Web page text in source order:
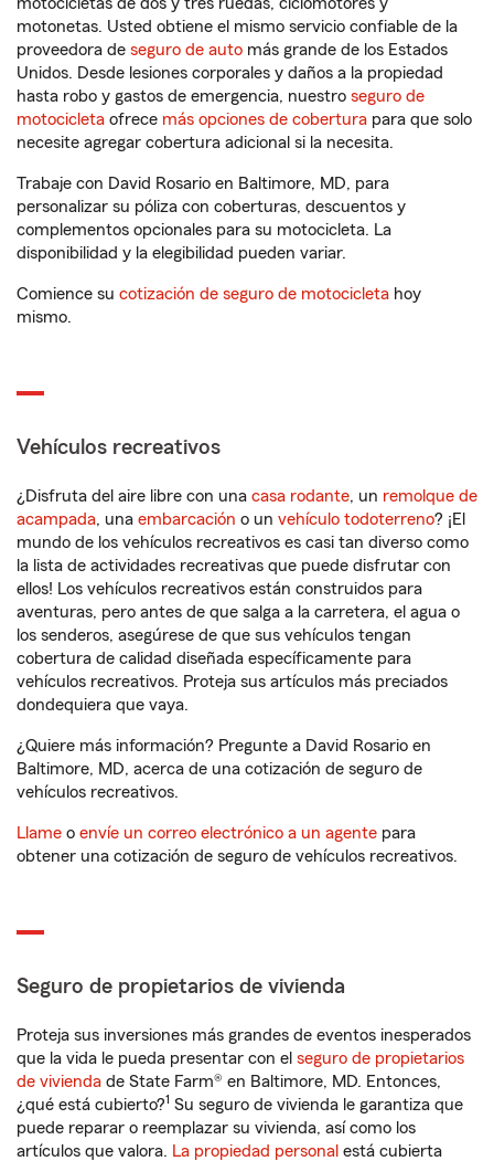
motonetas. Usted obtiene el mismo servicio confiable de la
proveedora de seguro de auto más grande de los Estados
Unidos. Desde lesiones corporales y daños a la propiedad
hasta robo y gastos de emergencia, nuestro seguro de
motocicleta ofrece más opciones de cobertura para que solo
necesite agregar cobertura adicional si la necesita.
Trabaje con David Rosario en Baltimore, MD, para
personalizar su póliza con coberturas, descuentos y
complementos opcionales para su motocicleta. La
disponibilidad y la elegibilidad pueden variar.
Comience su cotización de seguro de motocicleta hoy
mismo.
Vehículos recreativos
¿Disfruta del aire libre con una casa rodante, un remolque de
acampada, una embarcación o un vehículo todoterreno? ¡El
mundo de los vehículos recreativos es casi tan diverso como
la lista de actividades recreativas que puede disfrutar con
ellos! Los vehículos recreativos están construidos para
aventuras, pero antes de que salga a la carretera, el agua o
los senderos, asegúrese de que sus vehículos tengan
cobertura de calidad diseñada específicamente para
vehículos recreativos. Proteja sus artículos más preciados
dondequiera que vaya.
¿Quiere más información? Pregunte a David Rosario en
Baltimore, MD, acerca de una cotización de seguro de
vehículos recreativos.
Llame o envíe un correo electrónico a un agente para
obtener una cotización de seguro de vehículos recreativos.
Seguro de propietarios de vivienda
Proteja sus inversiones más grandes de eventos inesperados
que la vida le pueda presentar con el seguro de propietarios
de vivienda de State Farm® en Baltimore, MD. Entonces,
¿qué está cubierto?1 Su seguro de vivienda le garantiza que
puede reparar o reemplazar su vivienda, así como los
artículos que valora. La propiedad personal está cubierta